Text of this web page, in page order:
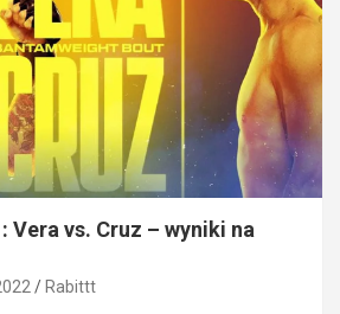
Vera vs. Cruz – wyniki na
Rabittt